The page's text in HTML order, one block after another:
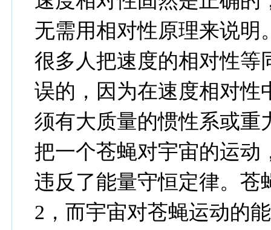
无需用相对性原理来说明
很多人把速度的相对性等
误的，因为在速度相对性
须有大质量的惯性系或重
把一个苍蝇对宇宙的运动
违反了能量守恒定律。苍
2，而宇宙对苍蝇运动的